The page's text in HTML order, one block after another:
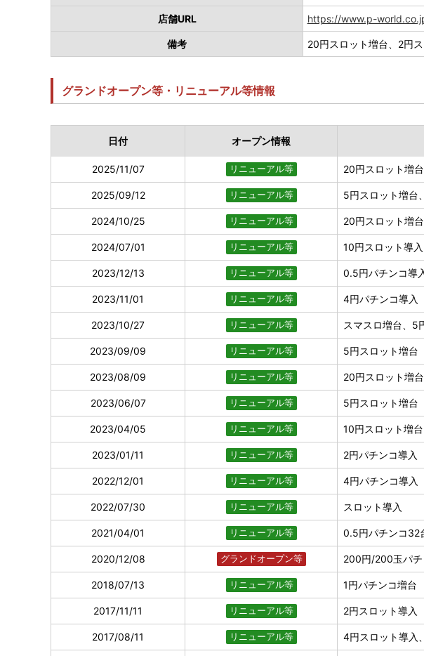
店舗URL https://www.p-
備考 20円スロット増台、2円
グランドオープン等・リニューアル等情報
日付 オープン情報
2025/11/07 リニューアル等 20円スロット増
2025/09/12 リニューアル等 5円スロット増台
2024/10/25 リニューアル等 20円スロット増台
2024/07/01 リニューアル等 10円スロット導
2023/12/13 リニューアル等 0.5円パチンコ導
2023/11/01 リニューアル等 4円パチンコ導入
2023/10/27 リニューアル等 スマスロ増台、5
2023/09/09 リニューアル等 5円スロット増台
2023/08/09 リニューアル等 20円スロット増台
2023/06/07 リニューアル等 5円スロット増台
2023/04/05 リニューアル等 10円スロット増台
2023/01/11 リニューアル等 2円パチンコ導入
2022/12/01 リニューアル等 4円パチンコ導入
2022/07/30 リニューアル等 スロット導入
2021/04/01 リニューアル等 0.5円パチンコ32
2020/12/08 グランドオープン等 200円/200玉パ
2018/07/13 リニューアル等 1円パチンコ増台
2017/11/11 リニューアル等 2円スロット導入
2017/08/11 リニューアル等 4円スロット導入